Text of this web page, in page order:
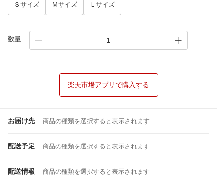
Ｓサイズ Ｍサイズ Ｌサイズ
数量
楽天市場アプリで購入する
お届け先 商品の種類を選択すると表示されます
配送予定 商品の種類を選択すると表示されます
配送情報 商品の種類を選択すると表示されます